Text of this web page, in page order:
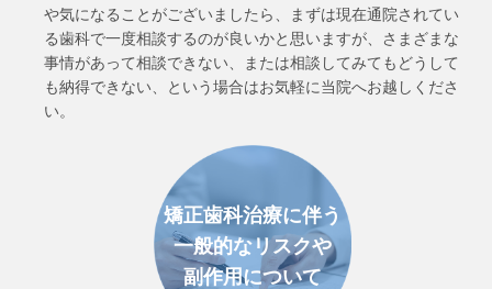
や気になることがございましたら、まずは現在通院されてい
る歯科で一度相談するのが良いかと思いますが、さまざまな
事情があって相談できない、または相談してみてもどうして
も納得できない、という場合はお気軽に当院へお越しくださ
い。
矯正歯科治療に伴う
一般的なリスクや
副作用について